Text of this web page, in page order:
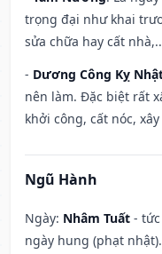
trọng đại như khai
sửa chữa hay cất
- Dương Công Kỵ
nên làm. Đặc biệt rất
khởi công, cất nóc,
Ngũ Hành
Ngày: Nhâm Tuất - tức
ngày hung (phạt nhật).